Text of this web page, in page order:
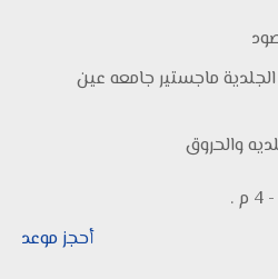
ماجستير جامعه عين
والحروق
أحجز موعد